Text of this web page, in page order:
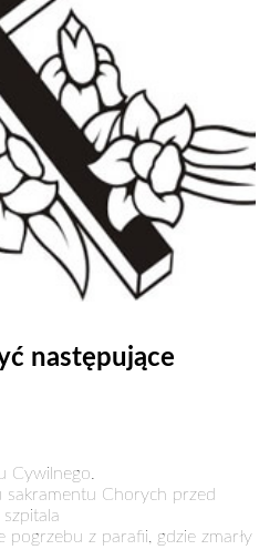
następujące
Cywilnego.
sakramentu Chorych przed
pogrzebu z parafii, gdzie zmarły